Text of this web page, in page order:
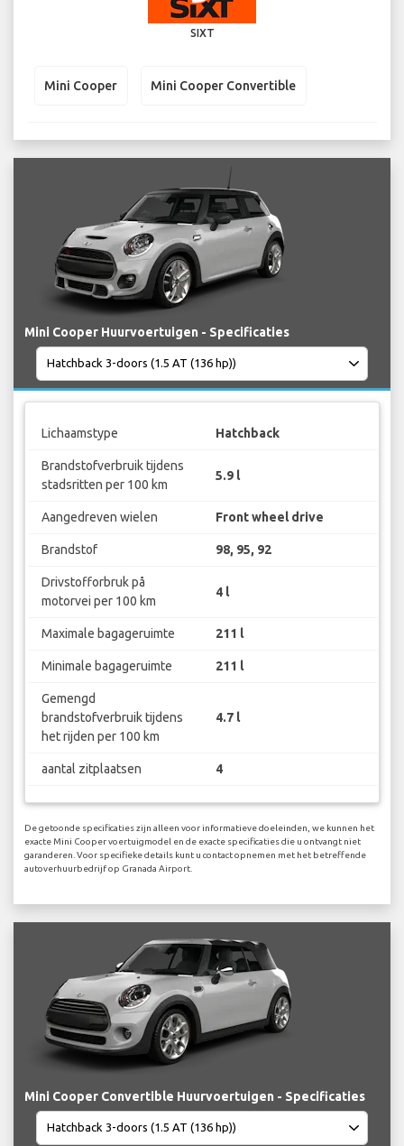
SIXT
Mini Cooper Mini Cooper Convertible
Mini Cooper Huurvoertuigen - Specificaties
Lichaamstype Hatchback
Brandstofverbruik tijdens
stadsritten per 100 km
5.9 l
Aangedreven wielen Front wheel drive
Brandstof 98, 95, 92
Drivstofforbruk på
motorvei per 100 km
4 l
Maximale bagageruimte 211 l
Minimale bagageruimte 211 l
Gemengd
brandstofverbruik tijdens
het rijden per 100 km
4.7 l
aantal zitplaatsen 4
De getoonde specificaties zijn alleen voor informatieve doeleinden, we kunnen het
exacte Mini Cooper voertuigmodel en de exacte specificaties die u ontvangt niet
garanderen. Voor specifieke details kunt u contact opnemen met het betreffende
autoverhuurbedrijf op Granada Airport.
Mini Cooper Convertible Huurvoertuigen - Specificaties